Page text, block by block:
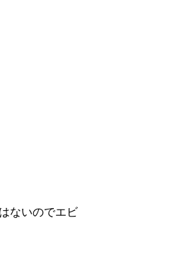
ないのでエビ